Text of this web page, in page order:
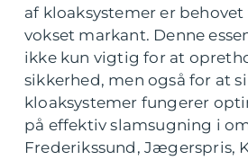
af kloaksystemer er
vokset markant. Denne
ikke kun vigtig for at
sikkerhed, men også for at
kloaksystemer fungerer
på effektiv slamsugning i
Frederikssund, Jægerspris,